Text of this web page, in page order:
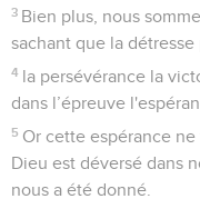
3 Bien plus, nous
sachant que la
4 la persévérance la
dans l’épreuve
5 Or cette espérance
Dieu est déversé dans
nous a été donné.